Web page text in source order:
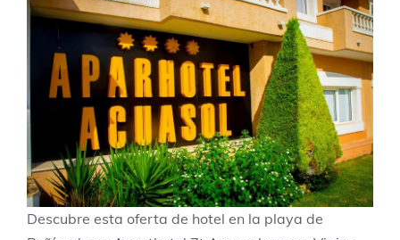
Descubre esta oferta de hotel en la playa de